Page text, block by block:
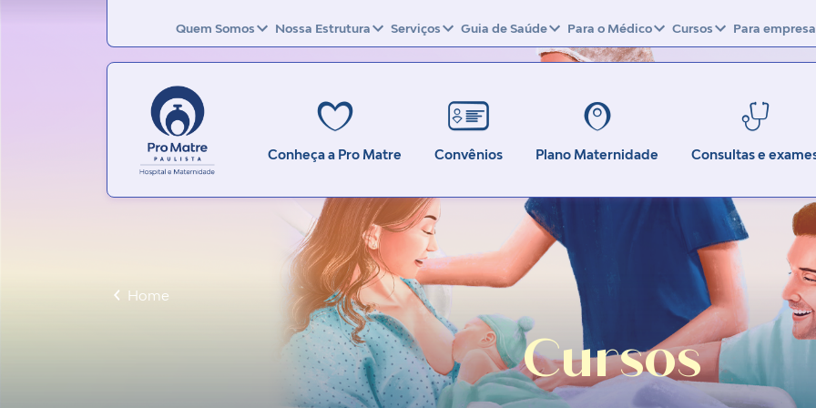
Quem Somos Nossa Estrutura Serviços Guia de Saúde Para o Médico Cursos Para
Conheça a Pro Matre Convênios Plano Maternidade Consultas e
Home
Cursos